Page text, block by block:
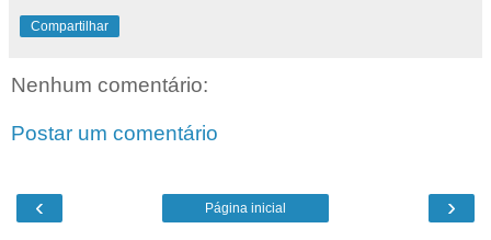
Compartilhar
Nenhum comentário:
Postar um comentário
‹ ›
Página inicial